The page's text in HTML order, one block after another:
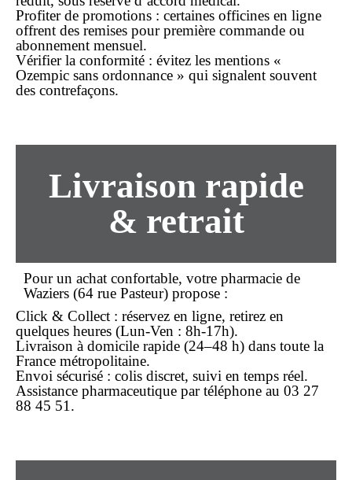
Profiter de promotions : certaines officines en ligne
offrent des remises pour première commande ou
abonnement mensuel.
Vérifier la conformité : évitez les mentions «
Ozempic sans ordonnance » qui signalent souvent
des contrefaçons.
Livraison rapide
& retrait
Pour un achat confortable, votre pharmacie de
Waziers (64 rue Pasteur) propose :
Click & Collect : réservez en ligne, retirez en
quelques heures (Lun-Ven : 8h-17h).
Livraison à domicile rapide (24–48 h) dans toute la
France métropolitaine.
Envoi sécurisé : colis discret, suivi en temps réel.
Assistance pharmaceutique par téléphone au 03 27
88 45 51.